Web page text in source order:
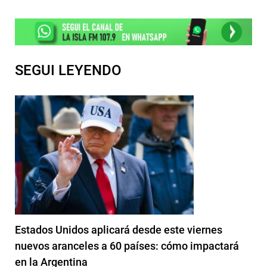
SEGUI LEYENDO
Estados Unidos aplicará desde este viernes
nuevos aranceles a 60 países: cómo impactará
en la Argentina